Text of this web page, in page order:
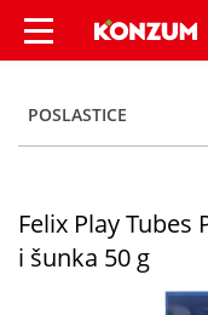
Felix
POSLASTICE
Felix Play
i šunka 50 g